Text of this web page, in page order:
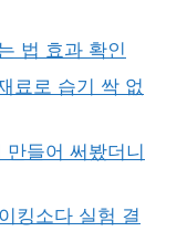
법 효과 확인
료로 습기 싹 없
만들어 써봤더니
킹소다 실험 결